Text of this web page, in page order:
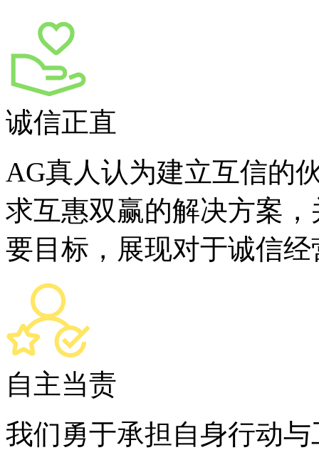
诚信正直
AG真人认为建立互信的
求互惠双赢的解决方案
要目标，展现对于诚信
自主当责
我们勇于承担自身行动